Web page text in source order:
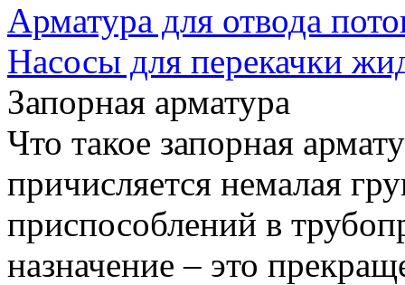
Арматура для отвода
Насосы для перекачки
Запорная арматура
Что такое запорная
причисляется немалая
приспособлений в
назначение – это